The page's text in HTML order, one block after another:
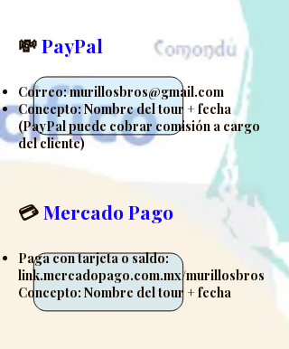
💸PayPal
Correo:murillosbros@gmail.com
Concepto: Nombre del tour + fecha
(PayPal puede cobrar comisión a cargo
del cliente)
💳Mercado Pago
Paga con tarjeta o saldo:
link.mercadopago.com.mx/murillosbros
Concepto: Nombre del tour + fecha